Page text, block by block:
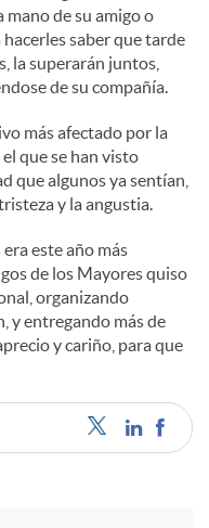
de su amigo o
saber que tarde
la superarán juntos,
de su compañía.
más afectado por la
que se han visto
que algunos ya sentían,
y la angustia.
este año más
de los Mayores quiso
organizando
y entregando más de
y cariño, para que